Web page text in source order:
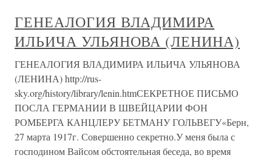
ГЕНЕАЛОГИЯ ВЛАДИМИРА
ИЛЬИЧА УЛЬЯНОВА (ЛЕНИНА)
ГЕНЕАЛОГИЯ ВЛАДИМИРА ИЛЬИЧА УЛЬЯНОВА
(ЛЕНИНА) http://rus-
sky.org/history/library/lenin.htmСЕКРЕТНОЕ ПИСЬМО
ПОСЛА ГЕРМАНИИ В ШВЕЙЦАРИИ ФОН
РОМБЕРГА КАНЦЛЕРУ БЕТМАНУ ГОЛЬВЕГУ«Берн,
27 марта 1917г. Совершенно секретно.У меня была с
господином Вайсом обстоятельная беседа, во время